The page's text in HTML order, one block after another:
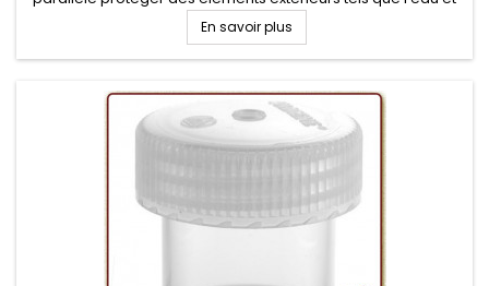
la poussière. Conteneur alimentaire pratique au camping,
survie et voyage.
En savoir plus